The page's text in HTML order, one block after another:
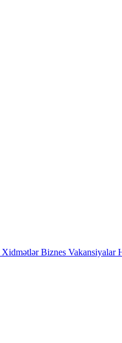
Xidmətlər Biznes Vakansiyalar